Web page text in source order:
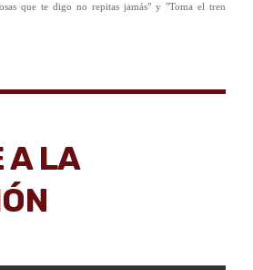
que te digo no repitas jamás" y "Toma el tren
A LA